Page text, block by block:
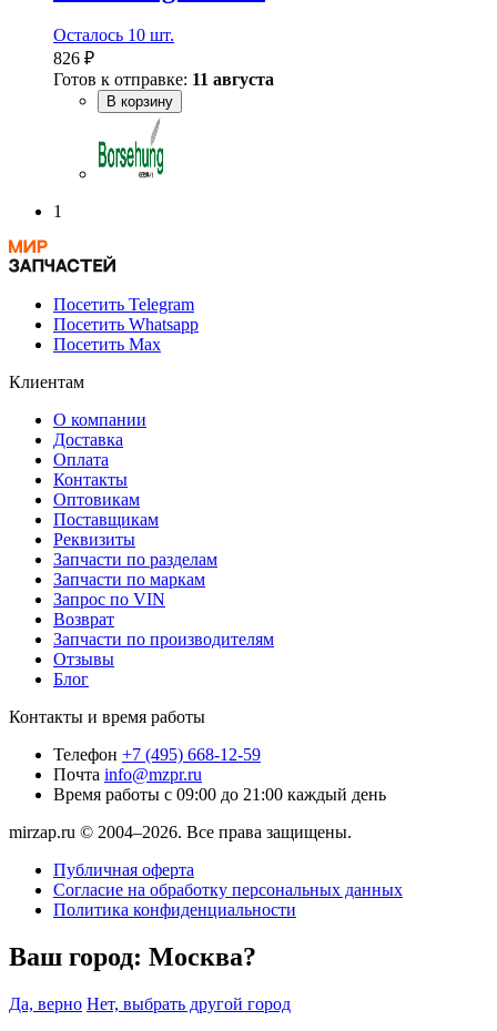
Осталось 10 шт.
826 ₽
Готов к отправке: 11 августа
В корзину
1
Посетить Telegram
Посетить Whatsapp
Посетить Max
Клиентам
О компании
Доставка
Оплата
Контакты
Оптовикам
Поставщикам
Реквизиты
Запчасти по разделам
Запчасти по маркам
Запрос по VIN
Возврат
Запчасти по производителям
Отзывы
Блог
Контакты и время работы
Телефон +7 (495) 668-12-59
Почта info@mzpr.ru
Время работы с 09:00 до 21:00 каждый день
mirzap.ru © 2004–2026. Все права защищены.
Публичная оферта
Согласие на обработку персональных данных
Политика конфиденциальности
Ваш город: Москва?
Да, верно Нет, выбрать другой город